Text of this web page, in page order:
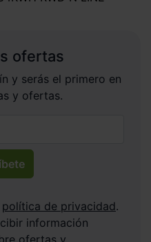
ofertas
y serás el primero en
y ofertas.
política de privacidad.
información
ofertas y